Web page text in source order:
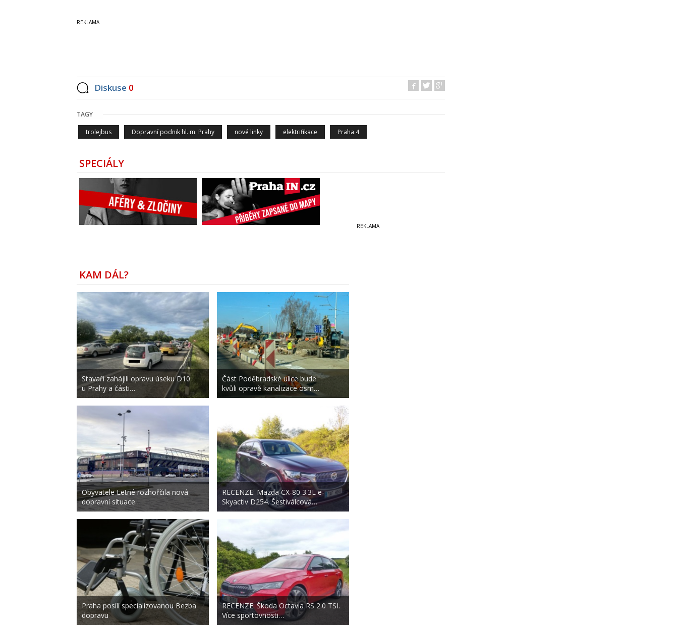
Diskuse 0
TAGY
trolejbus Dopravní podnik hl. m. Prahy nové linky elektrifikace Praha 4
SPECIÁLY
KAM DÁL?
Stavaři zahájili opravu úseku D10
u Prahy a části…
Obyvatele Letné rozhořčila nová
dopravní situace…
Praha posílí specializovanou Bezba
dopravu
Část Poděbradské ulice bude
kvůli opravě kanalizace osm…
RECENZE: Mazda CX-80 3.3L e-
Skyactiv D254. Šestiválcová…
RECENZE: Škoda Octavia RS 2.0 TSI.
Více sportovnosti…